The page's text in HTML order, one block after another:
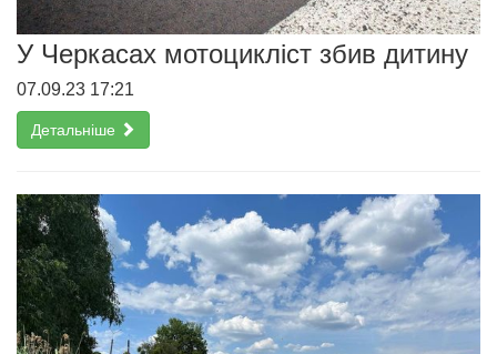
У Черкасах мотоцикліст збив дитину
07.09.23 17:21
Детальніше